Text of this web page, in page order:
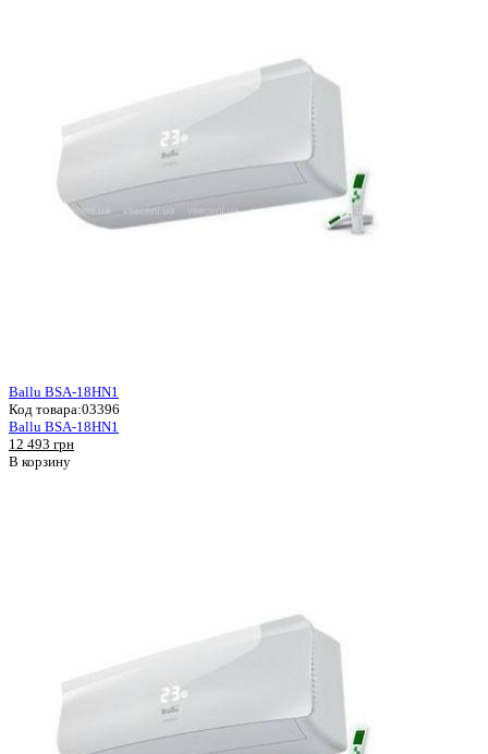
Ballu BSA-18HN1
Код товара:03396
Ballu BSA-18HN1
12 493 грн
В корзину